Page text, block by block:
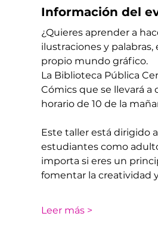
Información del
¿Quieres aprender a
ilustraciones y
propio mundo gráfico.
La Biblioteca Pública
Cómics que se llevará a
horario de 10 de la
Este taller está dirigido
estudiantes como
importa si eres un
fomentar la creatividad
Leer más >